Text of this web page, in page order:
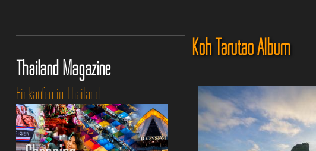
Koh Tarutao Album
Thailand Magazine
Einkaufen in Thailand